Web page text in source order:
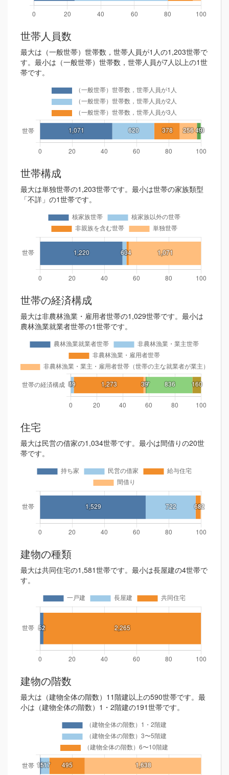
世帯人員数
最大は（一般世帯）世帯数，世帯人員が1人の1,203世帯で
す。最小は（一般世帯）世帯数，世帯人員が7人以上の1世
帯です。
世帯構成
最大は単独世帯の1,203世帯です。最小は世帯の家族類型
「不詳」の1世帯です。
世帯の経済構成
最大は非農林漁業・雇用者世帯の1,029世帯です。最小は
農林漁業就業者世帯の1世帯です。
住宅
最大は民営の借家の1,034世帯です。最小は間借りの20世
帯です。
建物の種類
最大は共同住宅の1,581世帯です。最小は長屋建の4世帯で
す。
建物の階数
最大は（建物全体の階数）11階建以上の590世帯です。最
小は（建物全体の階数）1・2階建の191世帯です。